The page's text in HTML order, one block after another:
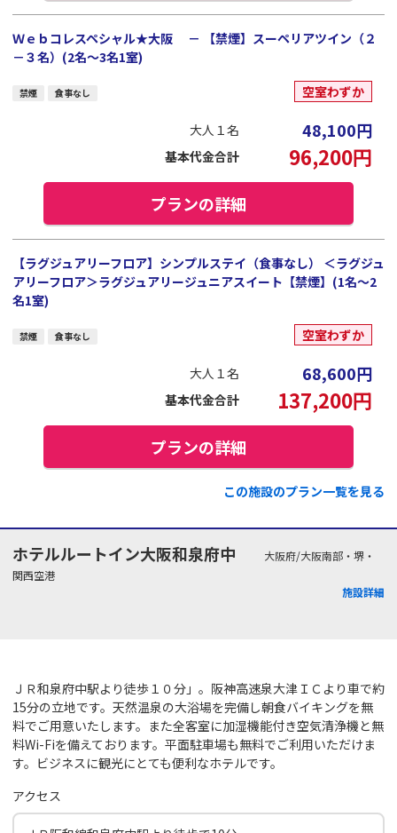
Ｗｅｂコレスペシャル★大阪 － 【禁煙】スーペリアツイン（２
－３名）(2名～3名1室)
禁煙 食事なし 空室わずか
大人１名 48,100円
基本代金合計 96,200円
プランの詳細
【ラグジュアリーフロア】シンプルステイ（食事なし） ＜ラグジュ
アリーフロア＞ラグジュアリージュニアスイート【禁煙】(1名～2
名1室)
禁煙 食事なし 空室わずか
大人１名 68,600円
基本代金合計 137,200円
プランの詳細
この施設のプラン一覧を見る
ホテルルートイン大阪和泉府中
大阪府/大阪南部・堺・
関西空港
施設詳細
ＪＲ和泉府中駅より徒歩１０分」。阪神高速泉大津ＩＣより車で約
15分の立地です。天然温泉の大浴場を完備し朝食バイキングを無
料でご用意いたします。また全客室に加湿機能付き空気清浄機と無
料Wi-Fiを備えております。平面駐車場も無料でご利用いただけま
す。ビジネスに観光にとても便利なホテルです。
アクセス